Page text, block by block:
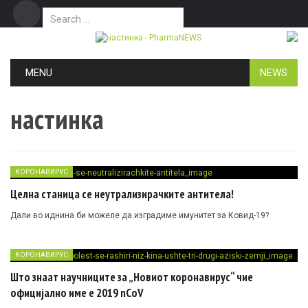
Search for:
MENU NEWS
настинка
КОРОНАВИРУС
Целна станица се неутрализирачките антитела!
Дали во иднина би можеле да изградиме имунитет за Ковид-19?
КОРОНАВИРУС
Што знаат научниците за „Новиот коронавирус“ чие
официјално име е 2019 nCoV